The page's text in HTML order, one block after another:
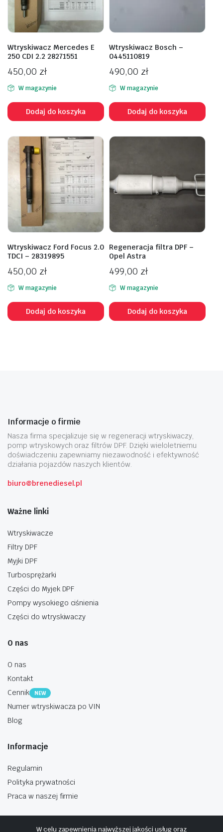
Wtryskiwacz Mercedes E
250 CDI 2.2 28271551
450,00 zł
W magazynie
Dodaj do koszyka
Wtryskiwacz Bosch –
0445110819
490,00 zł
W magazynie
Dodaj do koszyka
Wtryskiwacz Ford Focus 2.0
TDCI – 28319895
450,00 zł
W magazynie
Dodaj do koszyka
Regeneracja filtra DPF –
Opel Astra
499,00 zł
W magazynie
Dodaj do koszyka
Informacje o firmie
Nasza firma specjalizuje się w regeneracji wtryskiwaczy,
pomp wtryskowych oraz filtrów DPF. Dzięki wieloletniemu
doświadczeniu zapewniamy niezawodność i efektywność
działania pojazdów naszych klientów.
biuro@brenediesel.pl
Ważne linki
Wtryskiwacze
Filtry DPF
Myjki DPF
Turbosprężarki
Części do Myjek DPF
Pompy wysokiego ciśnienia
Części do wtryskiwaczy
O nas
O nas
Kontakt
Cennik
NEW
Numer wtryskiwacza po VIN
Blog
Informacje
Regulamin
Polityka prywatności
Praca w naszej firmie
W celu zapewnienia najwyższej jakości usług oraz